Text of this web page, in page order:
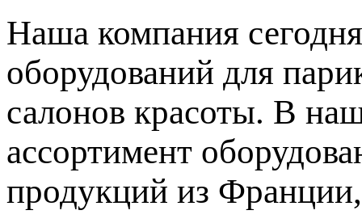
Наша компания
оборудований для
салонов красоты. В
ассортимент
продукций из